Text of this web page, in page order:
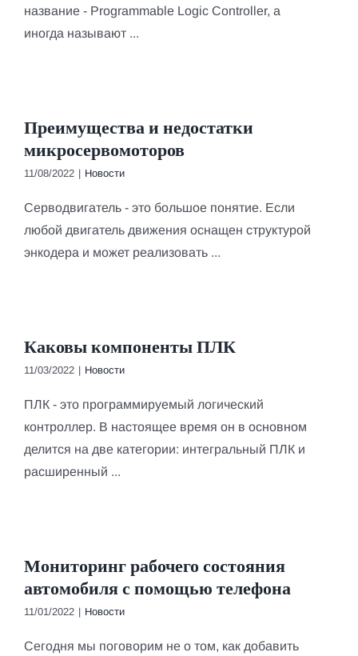
название - Programmable Logic Controller, а
иногда называют ...
Преимущества и недостатки
микросервомоторов
11/08/2022 | Новости
Серводвигатель - это большое понятие. Если
любой двигатель движения оснащен структурой
энкодера и может реализовать ...
Каковы компоненты ПЛК
11/03/2022 | Новости
ПЛК - это программируемый логический
контроллер. В настоящее время он в основном
делится на две категории: интегральный ПЛК и
расширенный ...
Мониторинг рабочего состояния
автомобиля с помощью телефона
11/01/2022 | Новости
Сегодня мы поговорим не о том, как добавить